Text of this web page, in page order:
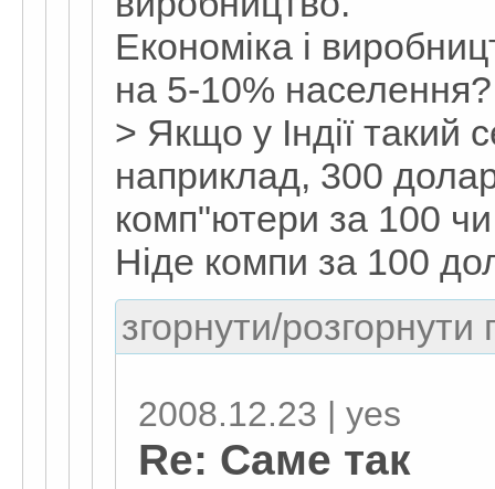
Економіка і
на 5-10% населення?
> Якщо у Індії такий
наприклад, 300
комп"ютери за 100
Ніде компи за 100
згорнути/розгорнути
2008.12.23 | yes
Re: Cаме так